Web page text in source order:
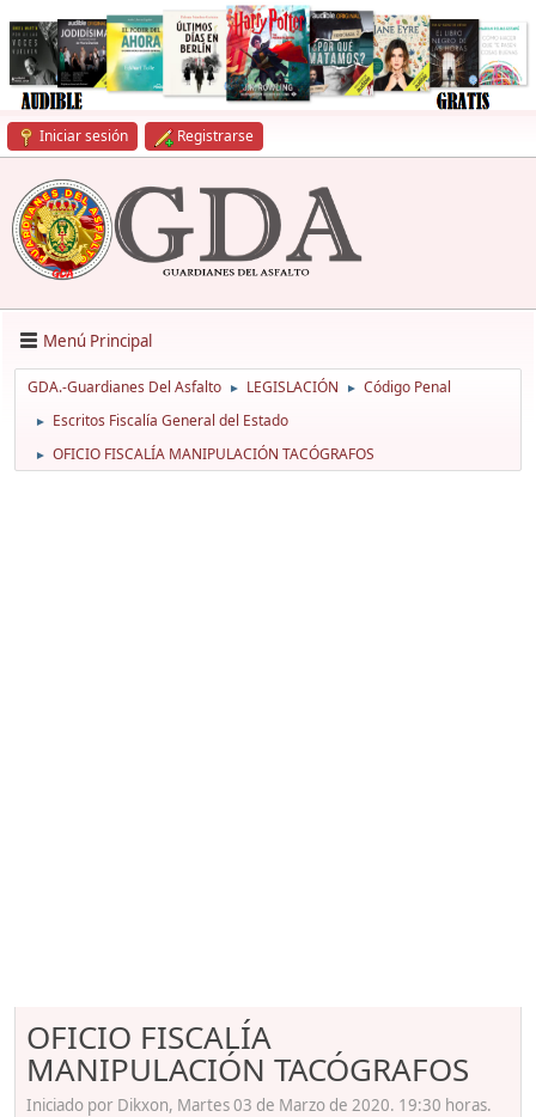
Iniciar sesión Registrarse
Menú Principal
GDA.-Guardianes Del Asfalto ► LEGISLACIÓN ► Código Penal
► Escritos Fiscalía General del Estado
► OFICIO FISCALÍA MANIPULACIÓN TACÓGRAFOS
OFICIO FISCALÍA
MANIPULACIÓN TACÓGRAFOS
Iniciado por Dikxon, Martes 03 de Marzo de 2020. 19:30 horas.